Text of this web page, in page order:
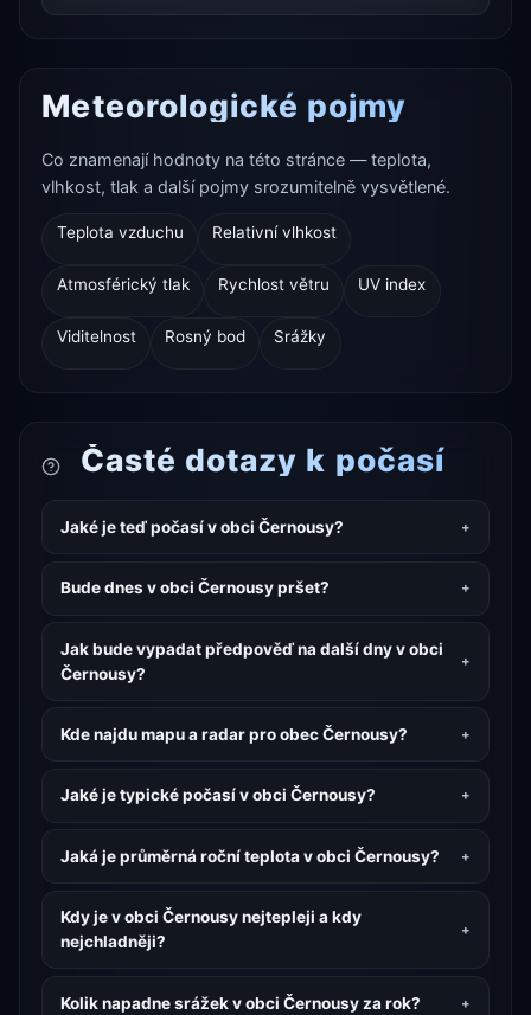
Meteorologické pojmy
Co znamenají hodnoty na této stránce — teplota,
vlhkost, tlak a další pojmy srozumitelně vysvětlené.
Teplota vzduchu Relativní vlhkost
Atmosférický tlak Rychlost větru UV index
Viditelnost Rosný bod Srážky
Časté dotazy k počasí
Jaké je teď počasí v obci Černousy?
Bude dnes v obci Černousy pršet?
Jak bude vypadat předpověď na další dny v obci
Černousy?
Kde najdu mapu a radar pro obec Černousy?
Jaké je typické počasí v obci Černousy?
Jaká je průměrná roční teplota v obci Černousy?
Kdy je v obci Černousy nejtepleji a kdy
nejchladněji?
Kolik napadne srážek v obci Černousy za rok?